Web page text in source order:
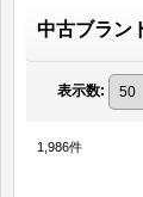
中古ブラ
表示数:
1,986件